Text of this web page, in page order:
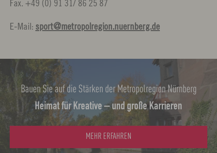
Fax. +49 (0) 91 31/ 86 25 87
E-Mail: sport metropolregion.nuernberg.de
Heimat für Kreative – und große Karrieren
Bauen Sie auf die Stärken der Metropolregion Nürnberg
MEHR ERFAHREN